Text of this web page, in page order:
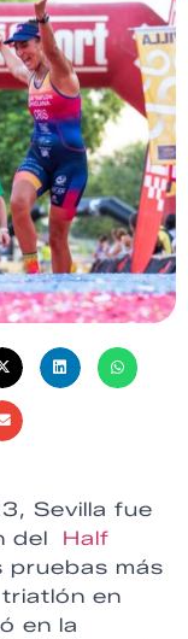
Sevilla fue
del Half
pruebas más
en
en la